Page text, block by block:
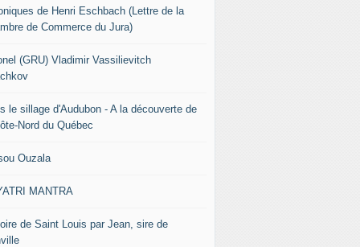
de Henri Eschbach (Lettre de la
de Commerce du Jura)
(GRU) Vladimir Vassilievitch
le sillage d'Audubon - A la découverte de
Nord du Québec
Ouzala
MANTRA
de Saint Louis par Jean, sire de